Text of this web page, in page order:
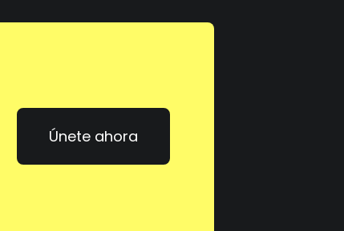
Únete ahora